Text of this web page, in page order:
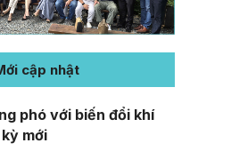
cập nhật
phó với biến đổi khí
mới